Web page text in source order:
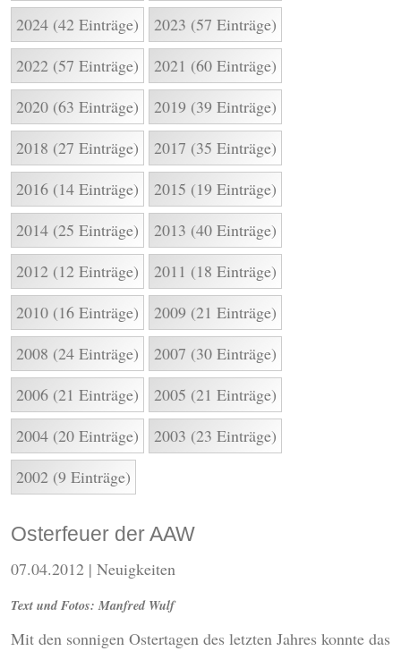
2024 (42 Einträge)
2023 (57 Einträge)
2022 (57 Einträge)
2021 (60 Einträge)
2020 (63 Einträge)
2019 (39 Einträge)
2018 (27 Einträge)
2017 (35 Einträge)
2016 (14 Einträge)
2015 (19 Einträge)
2014 (25 Einträge)
2013 (40 Einträge)
2012 (12 Einträge)
2011 (18 Einträge)
2010 (16 Einträge)
2009 (21 Einträge)
2008 (24 Einträge)
2007 (30 Einträge)
2006 (21 Einträge)
2005 (21 Einträge)
2004 (20 Einträge)
2003 (23 Einträge)
2002 (9 Einträge)
Osterfeuer der AAW
07.04.2012 | Neuigkeiten
Text und Fotos: Manfred Wulf
Mit den sonnigen Ostertagen des letzten Jahres konnte das